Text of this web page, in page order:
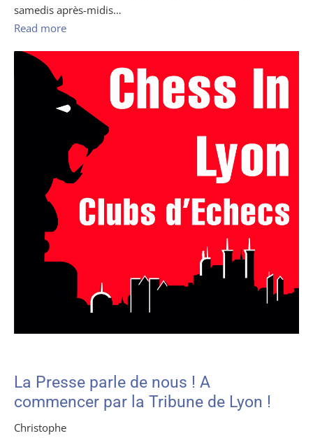
samedis après-midis…
Read more
La Presse parle de nous ! A
commencer par la Tribune de Lyon !
Christophe